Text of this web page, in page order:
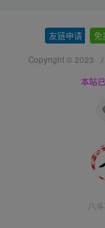
友链申请 免
Copyright © 2023 ·
本站
八